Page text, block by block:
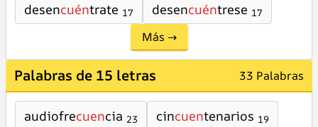
desencuéntrate 17 desencuéntrese 17
Más →
Palabras de 15 letras 33 Palabras
audiofrecuencia 23 cincuentenarios 19